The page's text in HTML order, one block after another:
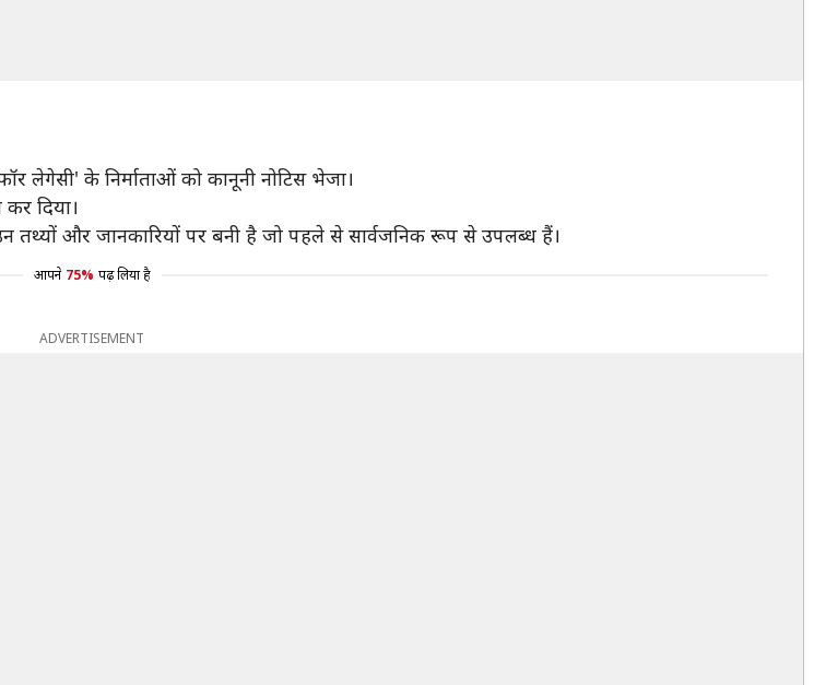
के निर्माताओं को कानूनी नोटिस भेजा।
दिया।
तथ्यों और जानकारियों पर बनी है जो पहले से सार्वजनिक रूप से उपलब्ध हैं।
आपने 75% पढ़ लिया है
ADVERTISEMENT